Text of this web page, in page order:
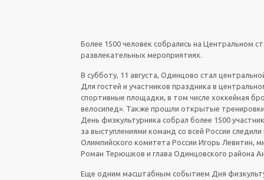
Более 1500 человек собрались на Центральном
развлекательных мероприятиях.
В субботу, 11 августа, Одинцово стал
Для гостей и участников праздника в
спортивные площадки, в том числе хоккейная
велосипед». Также прошли открытые
День физкультурника собрал более 1500
за выступлениями команд со всей России
Олимпийского комитета России Игорь Левитин,
Роман Терюшков и глава Одинцовского района
Еще одним масштабным событием Дня